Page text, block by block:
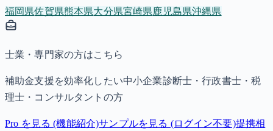
福岡県佐賀県熊本県大分県宮崎県鹿児島県沖縄県
士業・専門家の方はこちら
補助金支援を効率化したい中小企業診断士・行政書士・税
理士・コンサルタントの方
Pro を見る (機能紹介)サンプルを見る (ログイン不要)提携相